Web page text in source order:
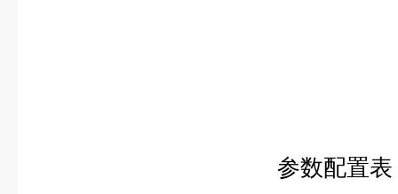
参数配置表